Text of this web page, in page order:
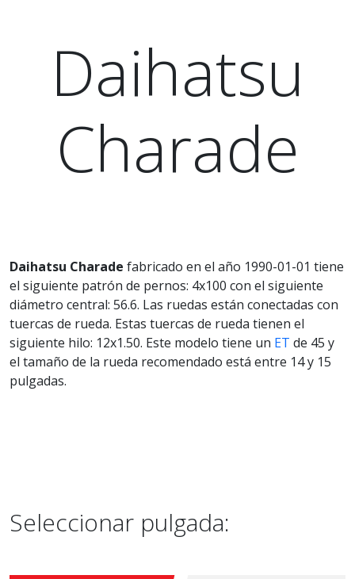
Daihatsu
Charade
Daihatsu Charade fabricado en el año 1990-01-01 tiene
el siguiente patrón de pernos: 4x100 con el siguiente
diámetro central: 56.6. Las ruedas están conectadas con
tuercas de rueda. Estas tuercas de rueda tienen el
siguiente hilo: 12x1.50. Este modelo tiene un ET de 45 y
el tamaño de la rueda recomendado está entre 14 y 15
pulgadas.
Seleccionar pulgada: